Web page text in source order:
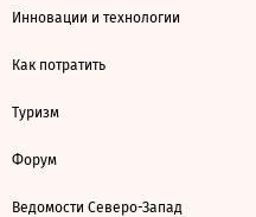
Инновации и технологии
Как потратить
Туризм
Форум
Ведомости Северо-Запад